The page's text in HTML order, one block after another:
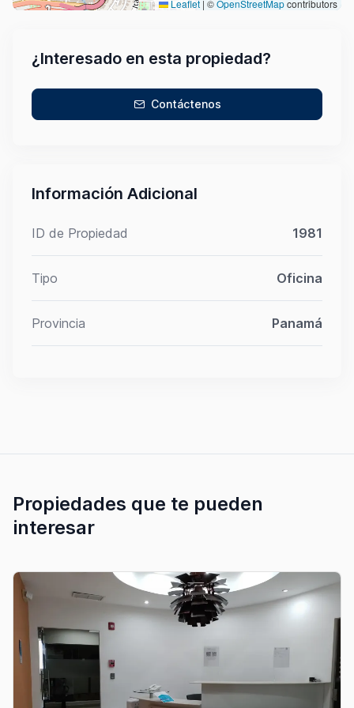
Leaflet | ©OpenStreetMapcontributors
¿Interesado en esta propiedad?
Contáctenos
Información Adicional
ID de Propiedad 1981
Tipo Oficina
Provincia Panamá
Propiedades que te pueden
interesar